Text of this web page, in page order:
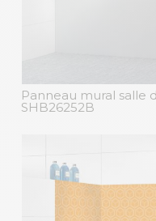
Panneau mural salle
SHB26252B